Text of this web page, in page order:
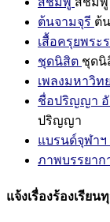
ต้นจามจุรี ต้
เสื้อครุยพระ
ชุดนิสิต ชุดนิ
เพลงมหาวิท
ชื่อปริญญา
ปริญญา
แบรนด์จุฬาฯ
ภาพบรรยาก
แจ้งเรื่องร้องเรียน